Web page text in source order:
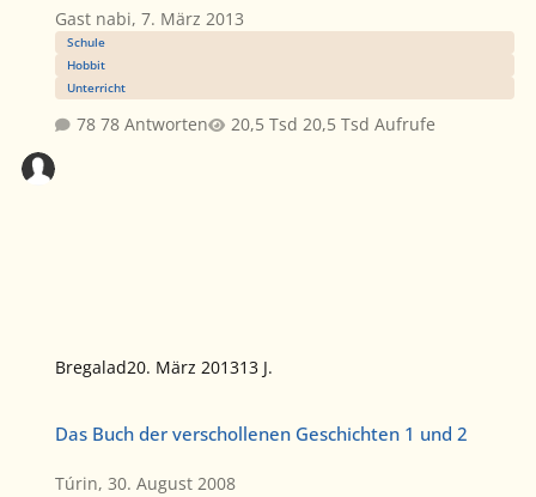
Gast nabi,7. März 2013
Schule
Hobbit
Unterricht
78 Antworten 20,5 Tsd Aufrufe
Bregalad20. März 201313 J.
Das Buch der verschollenen Geschichten 1 und 2
Túrin,30. August 2008